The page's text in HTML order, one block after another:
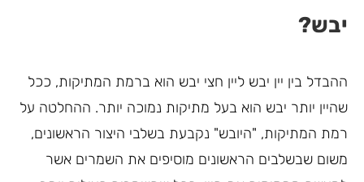
יבש?
ההבדל בין יין יבש ליין חצי יבש הוא ברמת המתיקות, ככל
שהיין יותר יבש הוא בעל מתיקות נמוכה יותר. ההחלטה על
רמת המתיקות, "היובש" נקבעת בשלבי היצור הראשונים,
משום שבשלבים הראשונים מוסיפים את השמרים אשר